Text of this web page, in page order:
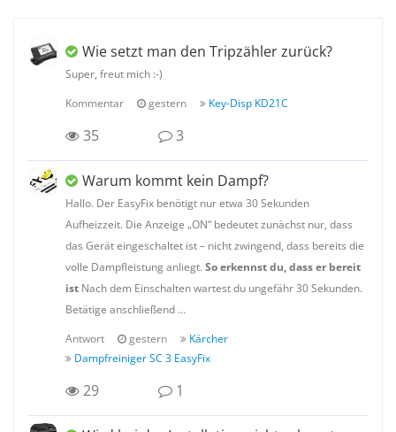
Wie setzt man den Tripzähler zurück?
Super, freut mich :-)
Kommentar gestern Key-Disp KD21C
35 3
Warum kommt kein Dampf?
Hallo. Der EasyFix benötigt nur etwa 30 Sekunden
Aufheizzeit. Die Anzeige „ON“ bedeutet zunächst nur, dass
das Gerät eingeschaltet ist – nicht zwingend, dass bereits die
volle Dampfleistung anliegt. So erkennst du, dass er bereit
istNach dem Einschalten wartest du ungefähr 30 Sekunden.
Betätige anschließend …
Antwort gestern
Kärcher
Dampfreiniger SC 3 EasyFix
29 1